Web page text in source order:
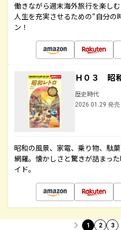
働きながら週末海外旅行を楽し
人生を充実させるための“自分の
ン！
Ｈ０３ 昭
歴史時代
2026.01.29 発売
昭和の風景、家電、乗り物、駄
網羅。懐かしさと驚きが詰まっ
イド。
1 2 3